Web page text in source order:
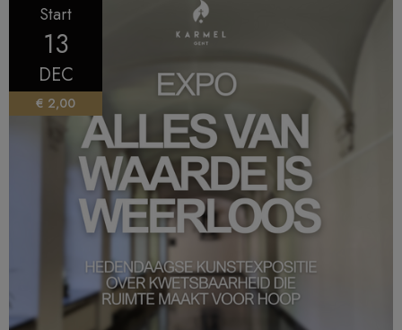
Start
13
DEC
€ 2,00